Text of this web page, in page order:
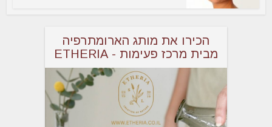
הכירו את מותג הארומתרפיה
מבית מרכז פעימות - ETHERIA